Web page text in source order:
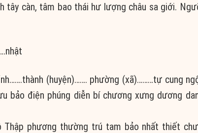
tây càn, tâm bao thái hư lượng châu sa giới.
(huyện)……. phường (xã)………tự cung
bảo điện phúng diễn bí chương xưng dương
Thập phương thường trú tam bảo nhất thiết